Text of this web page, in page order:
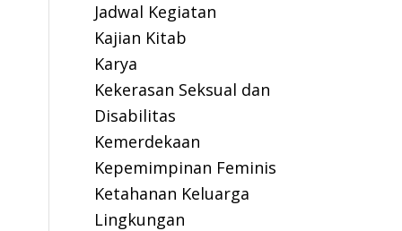
Jadwal Kegiatan
Kajian Kitab
Karya
Kekerasan Seksual dan
Disabilitas
Kemerdekaan
Kepemimpinan Feminis
Ketahanan Keluarga
Lingkungan